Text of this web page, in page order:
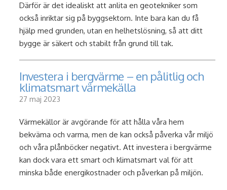
Därför är det idealiskt att anlita en geotekniker som
också inriktar sig på byggsektorn. Inte bara kan du få
hjälp med grunden, utan en helhetslösning, så att ditt
bygge är säkert och stabilt från grund till tak.
Investera i bergvärme – en pålitlig och
klimatsmart värmekälla
27 maj 2023
Värmekällor är avgörande för att hålla våra hem
bekväma och varma, men de kan också påverka vår miljö
och våra plånböcker negativt. Att investera i bergvärme
kan dock vara ett smart och klimatsmart val för att
minska både energikostnader och påverkan på miljön.